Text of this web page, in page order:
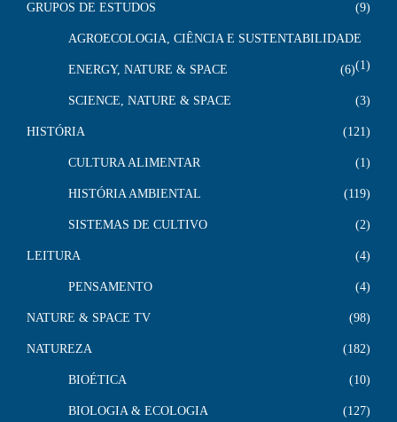
GRUPOS DE ESTUDOS 9
AGROECOLOGIA, CIÊNCIA E SUSTENTABILIDADE
1
ENERGY, NATURE & SPACE 6
SCIENCE, NATURE & SPACE 3
HISTÓRIA 121
CULTURA ALIMENTAR 1
HISTÓRIA AMBIENTAL 119
SISTEMAS DE CULTIVO 2
LEITURA 4
PENSAMENTO 4
NATURE & SPACE TV 98
NATUREZA 182
BIOÉTICA 10
BIOLOGIA & ECOLOGIA 127